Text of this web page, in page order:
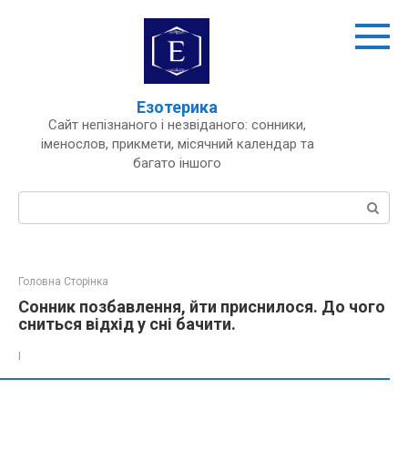
Езотерика
Сайт непізнаного і незвіданого: сонники,
іменослов, прикмети, місячний календар та
багато іншого
Пошук:
Головна Сторінка
Сонник позбавлення, йти приснилося. До чого
сниться відхід у сні бачити.
І